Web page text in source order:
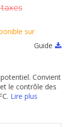
sur
Guide
Convient
le contrôle des
Lire plus